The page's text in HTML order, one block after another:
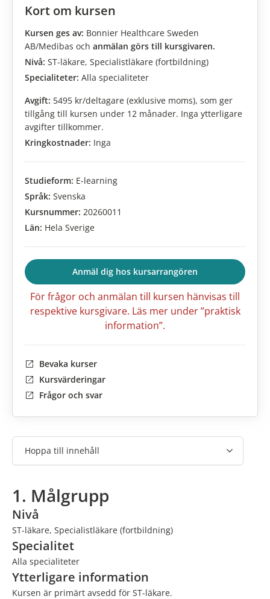
Kort om kursen
Kursen ges av: Bonnier Healthcare Sweden
AB/Medibas och anmälan görs till kursgivaren.
Nivå: ST-läkare, Specialistläkare (fortbildning)
Specialiteter: Alla specialiteter
Avgift: 5495 kr/deltagare (exklusive moms), som ger
tillgång till kursen under 12 månader. Inga ytterligare
avgifter tillkommer.
Kringkostnader: Inga
Studieform: E-learning
Språk: Svenska
Kursnummer: 20260011
Län: Hela Sverige
Anmäl dig hos kursarrangören
För frågor och anmälan till kursen hänvisas till
respektive kursgivare. Läs mer under ”praktisk
information”.
Bevaka kurser
Kursvärderingar
Frågor och svar
Hoppa till innehåll
1. Målgrupp
Nivå
ST-läkare, Specialistläkare (fortbildning)
Specialitet
Alla specialiteter
Ytterligare information
Kursen är primärt avsedd för ST-läkare.